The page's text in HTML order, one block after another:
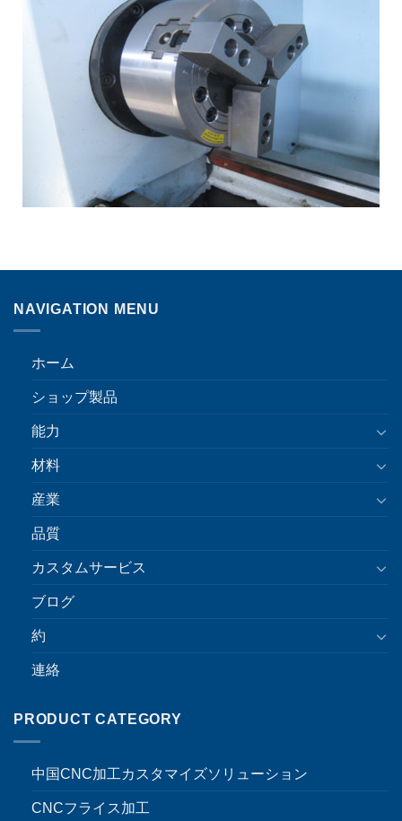
NAVIGATION MENU
ホーム
ショップ製品
能力
材料
産業
品質
カスタムサービス
ブログ
約
連絡
PRODUCT CATEGORY
中国CNC加工カスタマイズソリューション
CNCフライス加工